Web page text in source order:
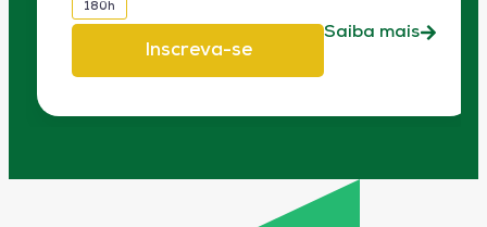
180h
Inscreva-se
Saiba mais